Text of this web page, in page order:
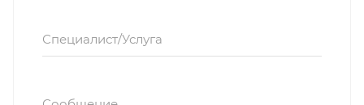
Специалист/Услуга